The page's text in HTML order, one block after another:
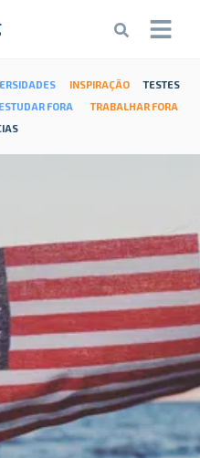
INSPIRAÇÃO
TESTES
ESTUDAR FORA
TRABALHAR FORA